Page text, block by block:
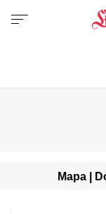
Mapa |